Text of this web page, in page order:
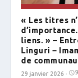
« Les titres
liens. » –
Linguri –
de
29 janvier 2026 ·